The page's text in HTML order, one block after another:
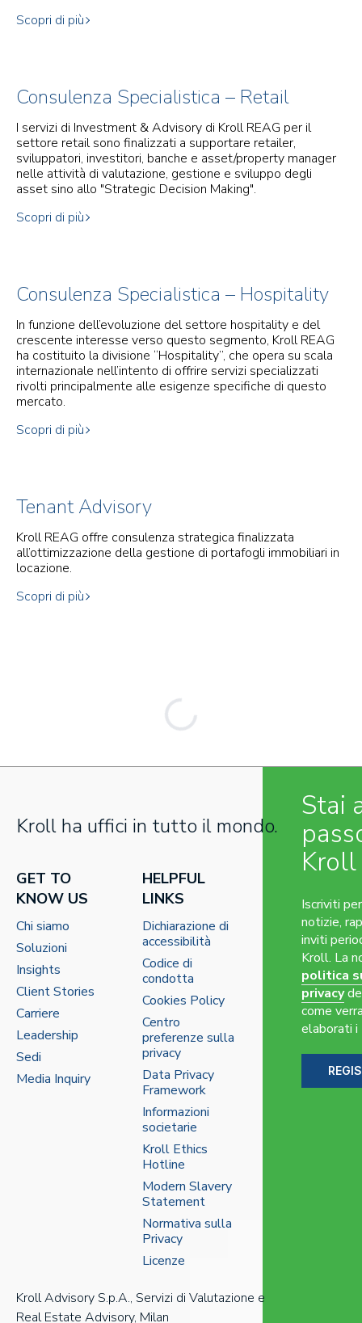
Scopri di più
Consulenza Specialistica – Retail
I servizi di Investment & Advisory di Kroll REAG per il
settore retail sono finalizzati a supportare retailer,
sviluppatori, investitori, banche e asset/property manager
nelle attività di valutazione, gestione e sviluppo degli
asset sino allo "Strategic Decision Making".
Scopri di più
Consulenza Specialistica – Hospitality
In funzione dell’evoluzione del settore hospitality e del
crescente interesse verso questo segmento, Kroll REAG
ha costituito la divisione “Hospitality”, che opera su scala
internazionale nell’intento di offrire servizi specializzati
rivolti principalmente alle esigenze specifiche di questo
mercato.
Scopri di più
Tenant Advisory
Kroll REAG offre consulenza strategica finalizzata
all’ottimizzazione della gestione di portafogli immobiliari in
locazione.
Scopri di più
Kroll ha uffici in tutto il mondo.
GET TO
KNOW US
Chi siamo
Soluzioni
Insights
Client Stories
Carriere
Leadership
Sedi
Media Inquiry
HELPFUL
LINKS
Dichiarazione di
accessibilità
Codice di
condotta
Cookies Policy
Centro
preferenze sulla
privacy
Data Privacy
Framework
Informazioni
societarie
Kroll Ethics
Hotline
Modern Slavery
Statement
Normativa sulla
Privacy
Licenze
Kroll Advisory S.p.A., Servizi di Valutazione e
Real Estate Advisory, Milan
Stai
Kroll
Iscriviti
notizie,
inviti
Kroll. La
politica
privacy
come
elaborati